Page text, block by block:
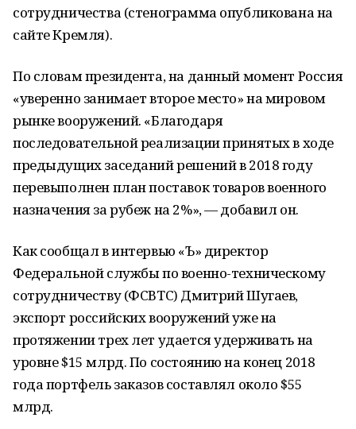
сотрудничества (стенограмма опубликована на
сайте Кремля).
По словам президента, на данный момент Россия
«уверенно занимает второе место» на мировом
рынке вооружений. «Благодаря
последовательной реализации принятых в ходе
предыдущих заседаний решений в 2018 году
перевыполнен план поставок товаров военного
назначения за рубеж на 2%», — добавил он.
Как сообщал в интервью «Ъ» директор
Федеральной службы по военно-техническому
сотрудничеству (ФСВТС) Дмитрий Шугаев,
экспорт российских вооружений уже на
протяжении трех лет удается удерживать на
уровне $15 млрд. По состоянию на конец 2018
года портфель заказов составлял около $55
млрд.